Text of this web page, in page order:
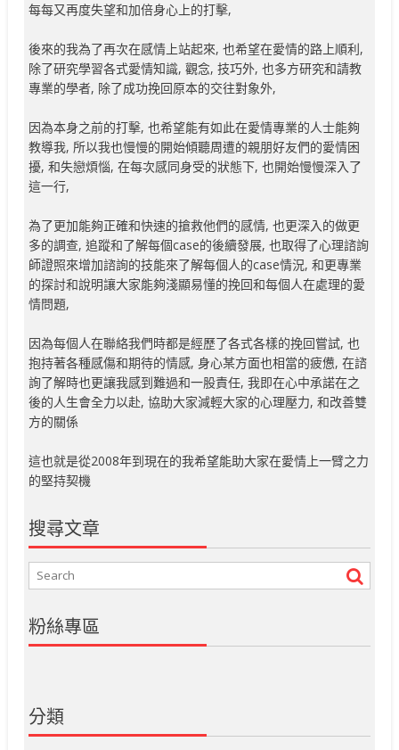
每每又再度失望和加倍身心上的打擊,
後來的我為了再次在感情上站起來, 也希望在愛情的路上順利,
除了研究學習各式愛情知識, 觀念, 技巧外, 也多方研究和請教
專業的學者, 除了成功挽回原本的交往對象外,
因為本身之前的打擊, 也希望能有如此在愛情專業的人士能夠
教導我, 所以我也慢慢的開始傾聽周遭的親朋好友們的愛情困
擾, 和失戀煩惱, 在每次感同身受的狀態下, 也開始慢慢深入了
這一行,
為了更加能夠正確和快速的搶救他們的感情, 也更深入的做更
多的調查, 追蹤和了解每個case的後續發展, 也取得了心理諮詢
師證照來增加諮詢的技能來了解每個人的case情況, 和更專業
的探討和說明讓大家能夠淺顯易懂的挽回和每個人在處理的愛
情問題,
因為每個人在聯絡我們時都是經歷了各式各樣的挽回嘗試, 也
抱持著各種感傷和期待的情感, 身心某方面也相當的疲憊, 在諮
詢了解時也更讓我感到難過和一股責任, 我即在心中承諾在之
後的人生會全力以赴, 協助大家減輕大家的心理壓力, 和改善雙
方的關係
這也就是從2008年到現在的我希望能助大家在愛情上一臂之力
的堅持契機
搜尋文章
粉絲專區
分類